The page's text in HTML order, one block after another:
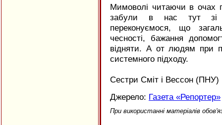
Мимоволі читаючи в очах
забули в нас тут зі
переконуємося, що
чесності, бажання
відняти. А от людям при
системного підходу.
Сестри Сміт і Вессон (ПНУ)
Джерело: Газета «Репортер»
При використанні матеріалів